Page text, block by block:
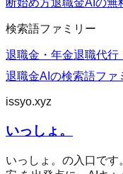
断始め方退職金AIの無
検索語ファミリー
退職金・年金退職代行
退職金AI の検索語ファ
issyo.xyz
いっしょ。
いっしょ。の入口で